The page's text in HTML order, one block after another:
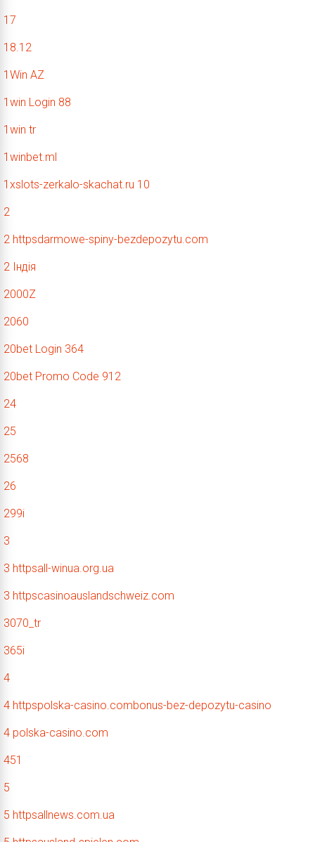
17
18.12
1Win AZ
1win Login 88
1win tr
1winbet.ml
1xslots-zerkalo-skachat.ru 10
2
2 httpsdarmowe-spiny-bezdepozytu.com
2 Індія
2000Z
2060
20bet Login 364
20bet Promo Code 912
24
25
2568
26
299i
3
3 httpsall-winua.org.ua
3 httpscasinoauslandschweiz.com
3070_tr
365i
4
4 httpspolska-casino.combonus-bez-depozytu-casino
4 polska-casino.com
451
5
5 httpsallnews.com.ua